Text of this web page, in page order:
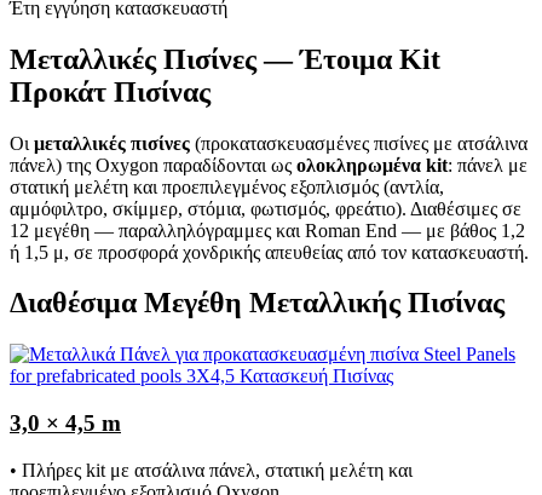
Έτη εγγύηση κατασκευαστή
Μεταλλικές Πισίνες — Έτοιμα Kit
Προκάτ Πισίνας
Οι μεταλλικές πισίνες (προκατασκευασμένες πισίνες με ατσάλινα
πάνελ) της Oxygon παραδίδονται ως ολοκληρωμένα kit: πάνελ με
στατική μελέτη και προεπιλεγμένος εξοπλισμός (αντλία,
αμμόφιλτρο, σκίμμερ, στόμια, φωτισμός, φρεάτιο). Διαθέσιμες σε
12 μεγέθη — παραλληλόγραμμες και Roman End — με βάθος 1,2
ή 1,5 μ, σε προσφορά χονδρικής απευθείας από τον κατασκευαστή.
Διαθέσιμα Μεγέθη Μεταλλικής Πισίνας
3,0 × 4,5 m
• Πλήρες kit με ατσάλινα πάνελ, στατική μελέτη και